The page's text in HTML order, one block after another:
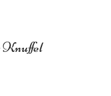
Knuffel